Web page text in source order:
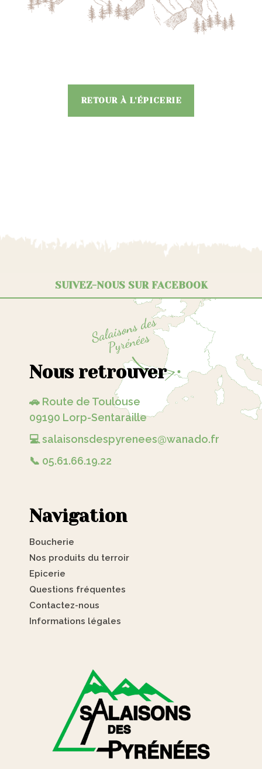
RETOUR À L'ÉPICERIE
SUIVEZ-NOUS SUR FACEBOOK
Nous retrouver
🚗 Route de Toulouse
09190 Lorp-Sentaraille
💻 salaisonsdespyrenees@wanado.fr
📞 05.61.66.19.22
Navigation
Boucherie
Nos produits du terroir
Epicerie
Questions fréquentes
Contactez-nous
Informations légales